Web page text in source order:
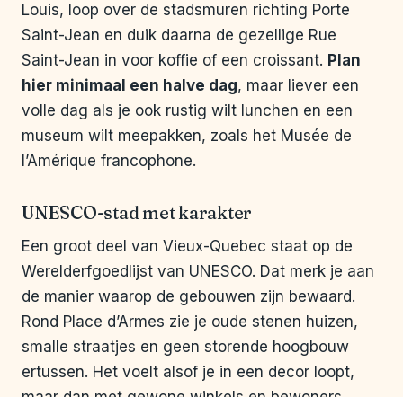
Louis, loop over de stadsmuren richting Porte
Saint-Jean en duik daarna de gezellige Rue
Saint-Jean in voor koffie of een croissant. Plan
hier minimaal een halve dag, maar liever een
volle dag als je ook rustig wilt lunchen en een
museum wilt meepakken, zoals het Musée de
l’Amérique francophone.
UNESCO-stad met karakter
Een groot deel van Vieux-Quebec staat op de
Werelderfgoedlijst van UNESCO. Dat merk je aan
de manier waarop de gebouwen zijn bewaard.
Rond Place d’Armes zie je oude stenen huizen,
smalle straatjes en geen storende hoogbouw
ertussen. Het voelt alsof je in een decor loopt,